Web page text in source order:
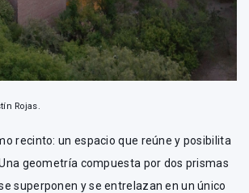
Rojas.
recinto: un espacio que reúne y posibilita
geometría compuesta por dos prismas
superponen y se entrelazan en un único